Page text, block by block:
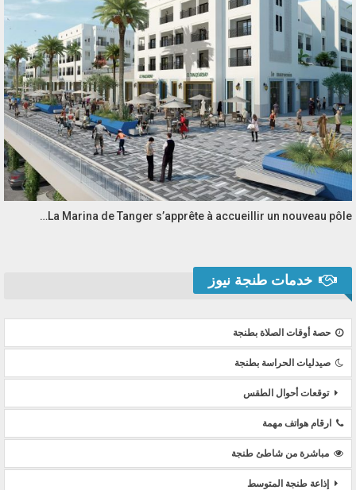
La Marina de Tanger s’apprête à accueillir un nouveau pôle…
خدمات طنجة نيوز
حصة أوقات الصلاة بطنجة
صيدليات الحراسة بطنجة
توقعات أحوال الطقس
ارقام هواتف مهمة
مباشرة من شاطئ طنجة
إذاعة طنجة المتوسط